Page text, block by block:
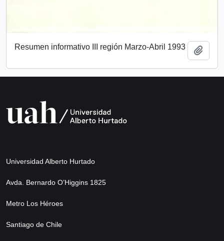
Resumen informativo III región Marzo-Abril 1993
Universidad Alberto Hurtado
Avda. Bernardo O’Higgins 1825
Metro Los Héroes
Santiago de Chile